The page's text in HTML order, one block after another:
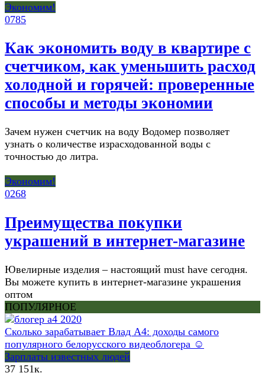
Экономим!
0785
Как экономить воду в квартире с
счетчиком, как уменьшить расход
холодной и горячей: проверенные
способы и методы экономии
Зачем нужен счетчик на воду Водомер позволяет
узнать о количестве израсходованной воды с
точностью до литра.
Экономим!
0268
Преимущества покупки
украшений в интернет-магазине
Ювелирные изделия – настоящий must have сегодня.
Вы можете купить в интернет-магазине украшения
оптом
ПОПУЛЯРНОЕ
Сколько зарабатывает Влад А4: доходы самого
популярного белорусского видеоблогера ☺
Зарплаты известных людей
37 151к.